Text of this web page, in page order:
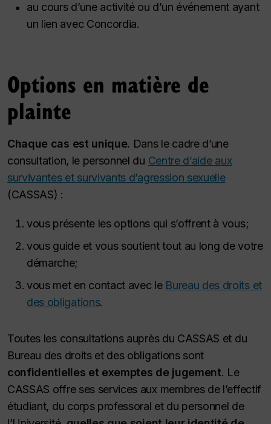
au cours d’une activité ou d’un événement ayant
un lien avec Concordia.
Options en matière de
plainte
Chaque cas est unique. Dans le cadre d’une
consultation, le personnel du Centre d’aide aux
survivantes et survivants d’agression sexuelle
(CASSAS) :
vous présente les options qui s’offrent à vous;
vous guide et vous soutient tout au long de votre
démarche;
vous met en contact avec le Bureau des droits et
des obligations.
Toutes les consultations auprès du CASSAS et du
Bureau des droits et des obligations sont
confidentielles et exemptes de jugement. Le
CASSAS offre ses services aux membres de l’effectif
étudiant, du corps professoral et du personnel de